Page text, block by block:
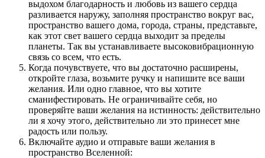
выдохом благодарность и любовь из вашего сердца
разливается наружу, заполняя пространство вокруг вас,
пространство вашего дома, города, страны, представьте,
как этот свет вашего сердца выходит за пределы
планеты. Так вы устанавливаете высоковибрационную
связь со всем, что есть.
Когда почувствуете, что вы достаточно расширены,
откройте глаза, возьмите ручку и напишите все ваши
желания. Или одно главное, что вы хотите
сманифестировать. Не ограничивайте себя, но
проверяйте ваши желания на истинность: действительно
ли я хочу этого, действительно ли это принесет мне
радость или пользу.
Включайте аудио и отправьте ваши желания в
пространство Вселенной: